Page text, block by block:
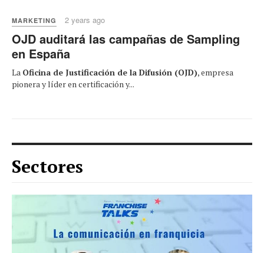
MARKETING 2 years ago
OJD auditará las campañas de Sampling
en España
La Oficina de Justificación de la Difusión (OJD), empresa
pionera y líder en certificación y...
Sectores